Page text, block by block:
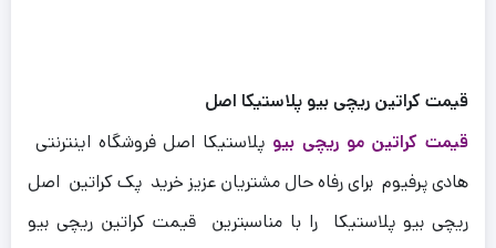
قیمت کراتین ریچی بیو پلاستیکا اصل
قیمت کراتین مو ریچی بیو پلاستیکا اصل فروشگاه اینترنتی
هادی پرفیوم برای رفاه حال مشتریان عزیز خرید پک کراتین اصل
ریچی بیو پلاستیکا را با مناسبترین قیمت کراتین ریچی بیو